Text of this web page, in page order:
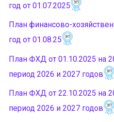
год от 01.07.2025
План финансово-
год от 01.08.25
План ФХД от 01.10.2025 на
период 2026 и 2027 годов
План ФХД от 22.10.2025 на
период 2026 и 2027 годов